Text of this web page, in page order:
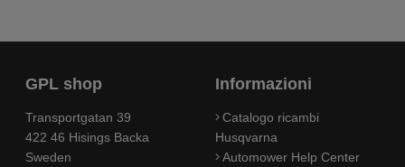
GPL shop
Transportgatan 39
422 46 Hisings Backa
Sweden
Informazioni
Catalogo ricambi
Husqvarna
Automower Help Center